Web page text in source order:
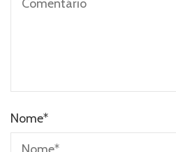
Nome*